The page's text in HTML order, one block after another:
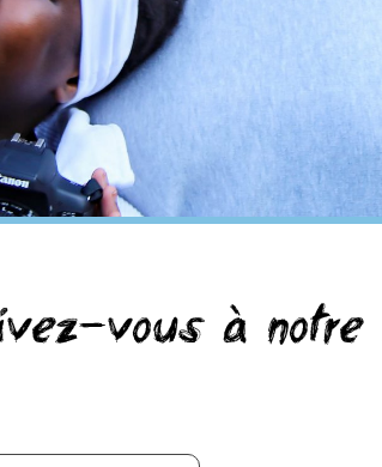
vous à notre